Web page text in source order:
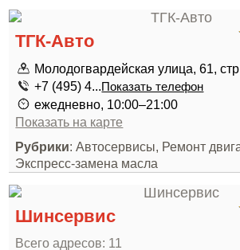
ТГК-Авто
Молодогвардейская улица, 61,
+7 (495) 4...Показать телефон
ежедневно, 10:00–21:00
Показать на карте
Рубрики: Автосервисы, Ремонт
Экспресс-замена масла
Шинсервис
Всего адресов: 11